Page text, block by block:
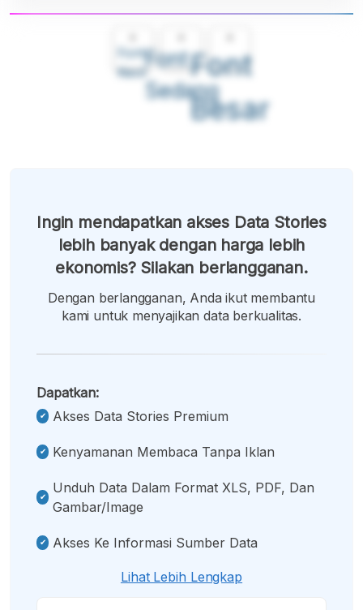
Font
Kecil
Font
Sedang
Font
Besar
Ingin mendapatkan akses Data Stories
lebih banyak dengan harga lebih
ekonomis? Silakan berlangganan.
Dengan berlangganan, Anda ikut membantu
kami untuk menyajikan data berkualitas.
Dapatkan:
Akses Data Stories Premium
Kenyamanan Membaca Tanpa Iklan
Unduh Data Dalam Format XLS, PDF, Dan
Gambar/image
Akses Ke Informasi Sumber Data
Lihat Lebih Lengkap